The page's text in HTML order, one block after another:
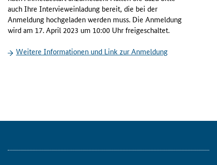
l
e
K
n
t
e
auch Ihre Intervieweinladung bereit, die bei der
Anmeldung hochgeladen werden muss. Die Anmeldung
wird am 17. April 2023 um 10:00 Uhr freigeschaltet.
Weitere Informationen und Link zur Anmeldung